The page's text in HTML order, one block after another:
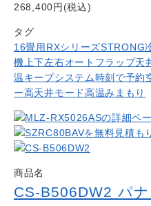
268,400円(税込)
タグ
16畳用RXシリーズSTRONG
機 上下左右オートフラップ天
温キープシステム時刻で予約
ー高天井モード高温みまもり
商品名
CS-B506DW2 パ